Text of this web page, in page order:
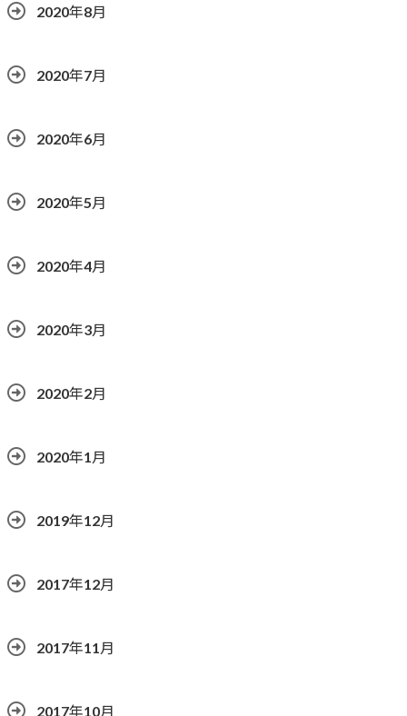
2020年8月
2020年7月
2020年6月
2020年5月
2020年4月
2020年3月
2020年2月
2020年1月
2019年12月
2017年12月
2017年11月
2017年10月